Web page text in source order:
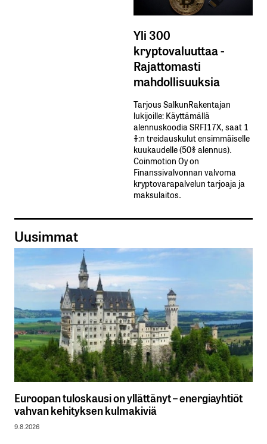
Yli 300
kryptovaluuttaa -
Rajattomasti
mahdollisuuksia
Tarjous SalkunRakentajan
lukijoille: Käyttämällä​ ​
alennuskoodia​ ​SRFI17X,​ ​saat​ ​1
%:n treidauskulut​ ​ensimmäiselle​ ​
kuukaudelle​ ​(50%​ ​alennus).
Coinmotion Oy on
Finanssivalvonnan valvoma
kryptovarapalvelun tarjoaja ja
maksulaitos.
Uusimmat
Euroopan tuloskausi on yllättänyt – energiayhtiöt
vahvan kehityksen kulmakiviä
9.8.2026